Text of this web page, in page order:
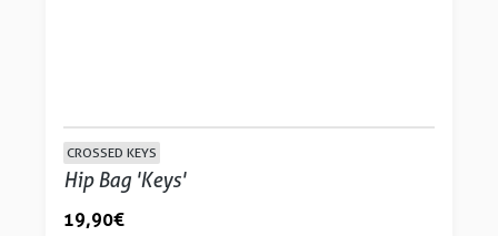
CROSSED KEYS
Hip Bag 'Keys'
19,90 €